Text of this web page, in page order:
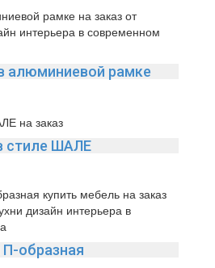
алюминиевой рамке
стиле ШАЛЕ
П-образная